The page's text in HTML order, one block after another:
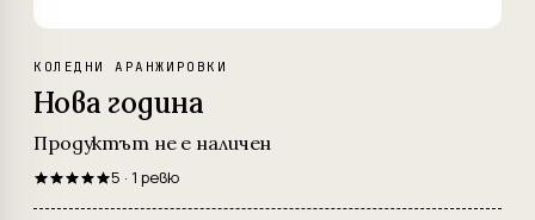
КОЛЕДНИ АРАНЖИРОВКИ
Нова година
Продуктът не е наличен
5 · 1 ревю